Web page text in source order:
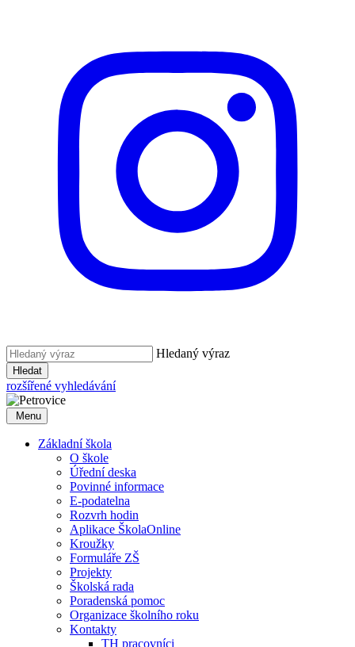
Hledaný výraz
Hledat
rozšířené vyhledávání
Menu
Základní škola
O škole
Úřední deska
Povinné informace
E-podatelna
Rozvrh hodin
Aplikace ŠkolaOnline
Kroužky
Formuláře ZŠ
Projekty
Školská rada
Poradenská pomoc
Organizace školního roku
Kontakty
TH pracovníci